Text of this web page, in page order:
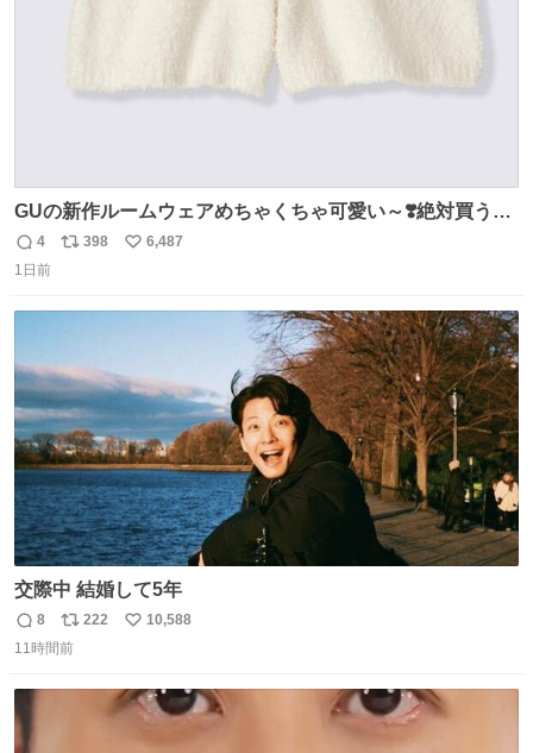
GUの新作ルームウェアめちゃくちゃ可愛い～❣️絶対買うぞ
🪿🤍 9月下旬発売🪄
返
信
4
リ
398
い
6,487
1日前
交際中 結婚して5年
返
信
8
リ
ポ
222
い
数
10,588
11時間前